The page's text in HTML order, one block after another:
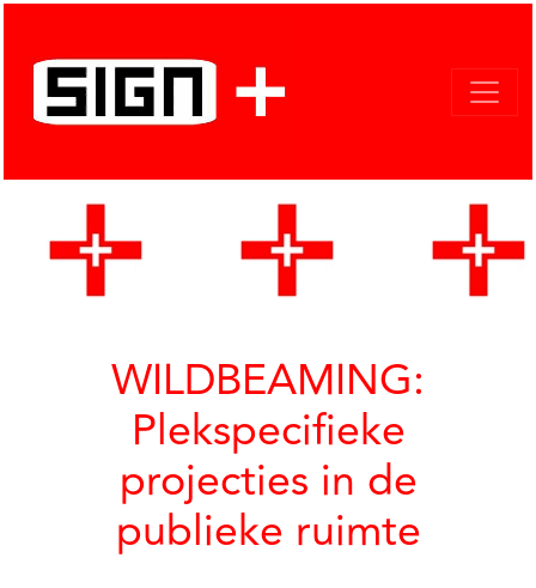
WILDBEAMING:
Plekspecifieke
projecties in de
publieke ruimte